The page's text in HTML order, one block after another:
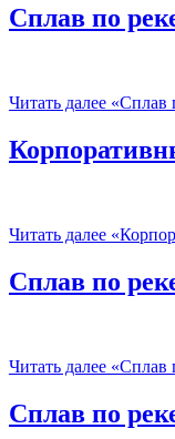
Сплав по
Читать далее «Сплав
Читать далее
Сплав по
Читать далее «Сплав
Сплав по